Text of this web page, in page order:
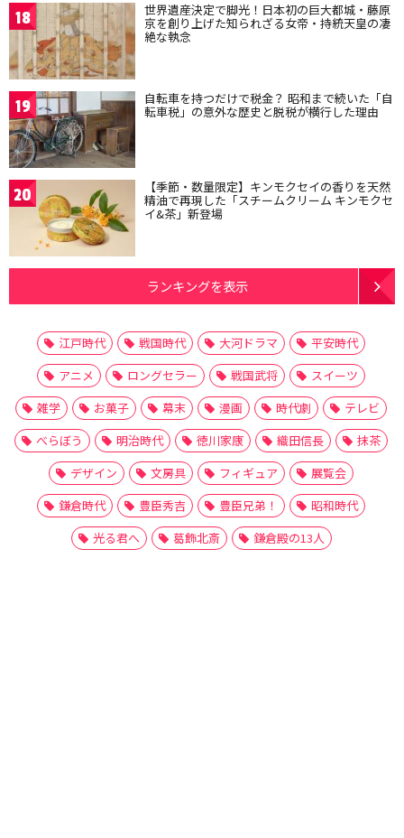
18 世界遺産決定で脚光！日本初の巨大都城・藤原
京を創り上げた知られざる女帝・持統天皇の凄
絶な執念
19 自転車を持つだけで税金？ 昭和まで続いた「自
転車税」の意外な歴史と脱税が横行した理由
20 【季節・数量限定】キンモクセイの香りを天然
精油で再現した「スチームクリーム キンモクセ
イ&茶」新登場
ランキングを表示
江戸時代 戦国時代 大河ドラマ
平安時代
アニメ
ロングセラー 戦国武将
スイーツ
雑学
お菓子 幕末 漫画 時代劇
テレビ
べらぼう
明治時代 徳川家康 織田信長
抹茶
デザイン
文房具 フィギュア
展覧会
鎌倉時代
豊臣秀吉 豊臣兄弟！
昭和時代
光る君へ
葛飾北斎 鎌倉殿の13人